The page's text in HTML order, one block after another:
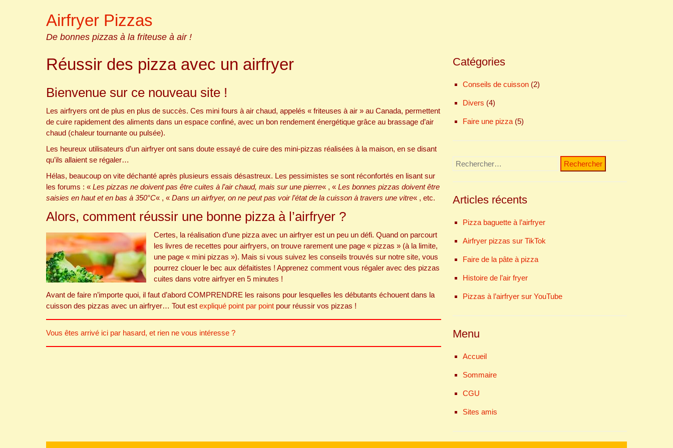
Airfryer Pizzas
De bonnes pizzas à la friteuse à air !
Réussir des pizza avec un airfryer
Bienvenue sur ce nouveau site !
Les airfryers ont de plus en plus de succès. Ces mini fours à air chaud, appelés « friteuses à air » au Canada, permettent
de cuire rapidement des aliments dans un espace confiné, avec un bon rendement énergétique grâce au brassage d’air
chaud (chaleur tournante ou pulsée).
Les heureux utilisateurs d’un airfryer ont sans doute essayé de cuire des mini-pizzas réalisées à la maison, en se disant
qu’ils allaient se régaler…
Hélas, beaucoup on vite déchanté après plusieurs essais désastreux. Les pessimistes se sont réconfortés en lisant sur
les forums : « Les pizzas ne doivent pas être cuites à l’air chaud, mais sur une pierre« , « Les bonnes pizzas doivent être
saisies en haut et en bas à 350°C« , « Dans un airfryer, on ne peut pas voir l’état de la cuisson à travers une vitre« , etc.
Alors, comment réussir une bonne pizza à l’airfryer ?
Certes, la réalisation d’une pizza avec un airfryer est un peu un défi. Quand on parcourt
les livres de recettes pour airfryers, on trouve rarement une page « pizzas » (à la limite,
une page « mini pizzas »). Mais si vous suivez les conseils trouvés sur notre site, vous
pourrez clouer le bec aux défaitistes ! Apprenez comment vous régaler avec des pizzas
cuites dans votre airfryer en 5 minutes !
Avant de faire n’importe quoi, il faut d’abord COMPRENDRE les raisons pour lesquelles les débutants échouent dans la
cuisson des pizzas avec un airfryer… Tout est expliqué point par point pour réussir vos pizzas !
Vous êtes arrivé ici par hasard, et rien ne vous intéresse ?
Catégories
Conseils de cuisson (2)
Divers (4)
Faire une pizza (5)
Rechercher :
Articles récents
Pizza baguette à l’airfryer
Airfryer pizzas sur TikTok
Faire de la pâte à pizza
Histoire de l’air fryer
Pizzas à l’airfryer sur YouTube
Menu
Accueil
Sommaire
CGU
Sites amis